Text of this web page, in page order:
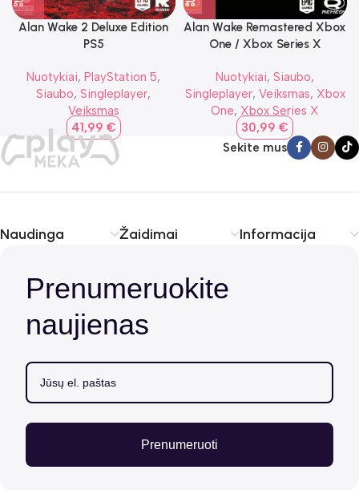
Alan Wake 2 Deluxe Edition
PS5
Nuotykiai,PlayStation 5,
Siaubo,Singleplayer,
Veiksmas
41,99 €
Alan Wake Remastered Xbox
One / Xbox Series X
Nuotykiai,Siaubo,
Singleplayer, Veiksmas, Xbox
One, Xbox Series X
30,99€
Sekite mus
Naudinga Žaidimai Informacija
Prenumeruokite
naujienas
Prenumeruoti